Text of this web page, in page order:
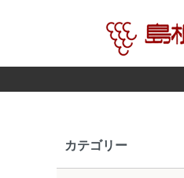
カテゴリー